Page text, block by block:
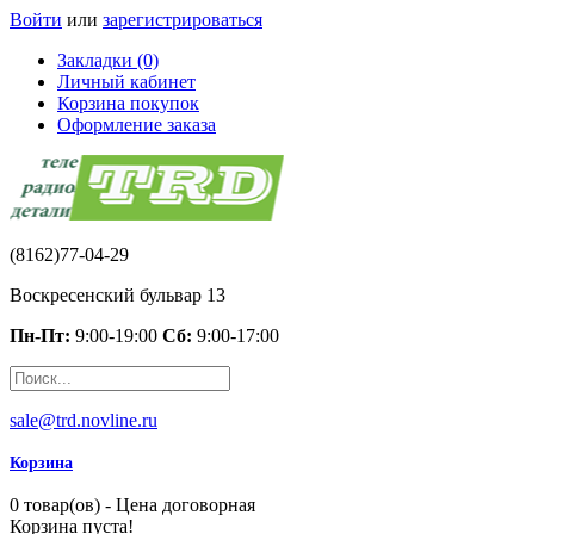
Войти или зарегистрироваться
Закладки (0)
Личный кабинет
Корзина покупок
Оформление заказа
(8162)77-04-29
Воскресенский бульвар 13
Пн-Пт: 9:00-19:00 Сб: 9:00-17:00
sale@trd.novline.ru
Корзина
0 товар(ов) - Цена договорная
Корзина пуста!